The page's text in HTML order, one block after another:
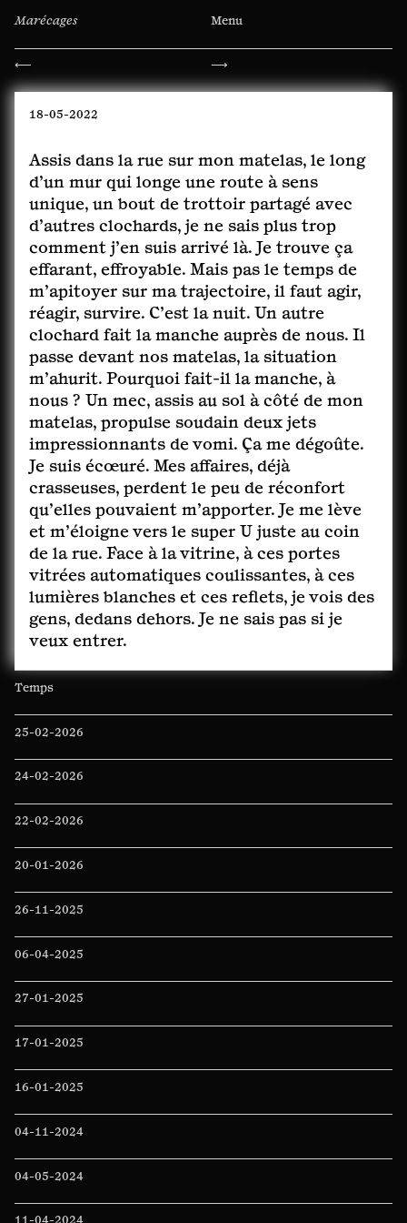
Marécages Menu
Navigation
de
⟵ ⟶
18-05-2022
Assis dans la rue sur mon matelas, le long
d’un mur qui longe une route à sens
unique, un bout de trottoir partagé avec
d’autres clochards, je ne sais plus trop
comment j’en suis arrivé là. Je trouve ça
effarant, effroyable. Mais pas le temps de
m’apitoyer sur ma trajectoire, il faut agir,
réagir, survire. C’est la nuit. Un autre
clochard fait la manche auprès de nous. Il
passe devant nos matelas, la situation
m’ahurit. Pourquoi fait-il la manche, à
nous ? Un mec, assis au sol à côté de mon
matelas, propulse soudain deux jets
impressionnants de vomi. Ça me dégoûte.
Je suis écœuré. Mes affaires, déjà
crasseuses, perdent le peu de réconfort
qu’elles pouvaient m’apporter. Je me lève
et m’éloigne vers le super U juste au coin
de la rue. Face à la vitrine, à ces portes
vitrées automatiques coulissantes, à ces
lumières blanches et ces reflets, je vois des
gens, dedans dehors. Je ne sais pas si je
veux entrer.
Temps
25-02-2026
24-02-2026
22-02-2026
20-01-2026
26-11-2025
06-04-2025
27-01-2025
17-01-2025
16-01-2025
04-11-2024
04-05-2024